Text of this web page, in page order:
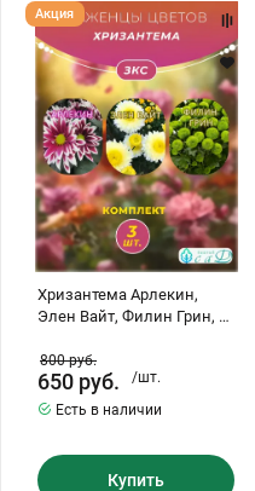
Хризантема
Арлекин,
Элен
Вайт,
Филин
Грин,
шт
Хризантема Арлекин,
Элен Вайт, Филин Грин, 3
Акция
800руб.
650 руб.
/шт.
Есть в наличии
Купить